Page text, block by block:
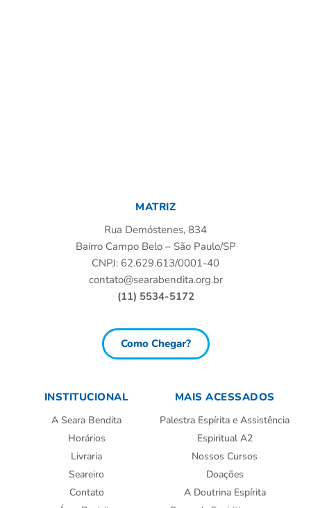
MATRIZ
Rua Demóstenes, 834
Bairro Campo Belo – São Paulo/SP
CNPJ: 62.629.613/0001-40
contato@searabendita.org.br
(11) 5534-5172
Como Chegar?
INSTITUCIONAL
A Seara Bendita
Horários
Livraria
Seareiro
Contato
MAIS ACESSADOS
Palestra Espírita e Assistência
Espiritual A2
Nossos Cursos
Doações
A Doutrina Espírita